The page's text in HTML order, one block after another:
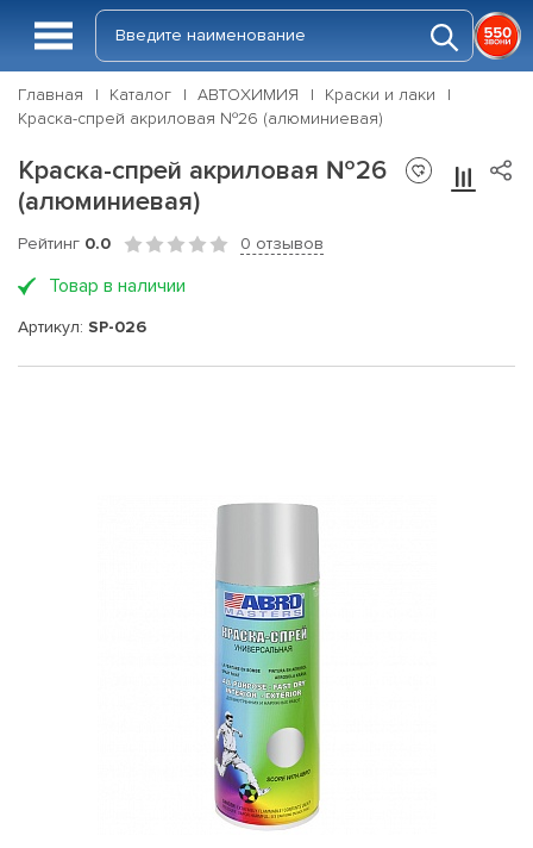
Главная Каталог АВТОХИМИЯ
Краски и лаки
Краска-спрей акриловая №26 (алюминиевая)
Краска-спрей акриловая №26
(алюминиевая)
Рейтинг 0.0 0 отзывов
Товар в наличии
Артикул: SP-026